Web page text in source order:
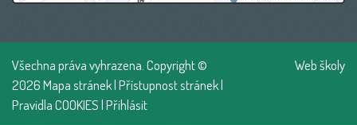
Všechna práva vyhrazena. Copyright ©
2026Mapa stránek|Přístupnost stránek|
Pravidla COOKIES|Přihlásit
Web školy